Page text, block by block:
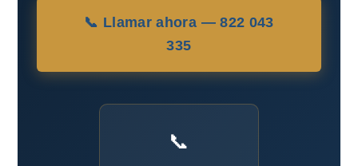
📞 Llamar ahora — 822 043
335
📞